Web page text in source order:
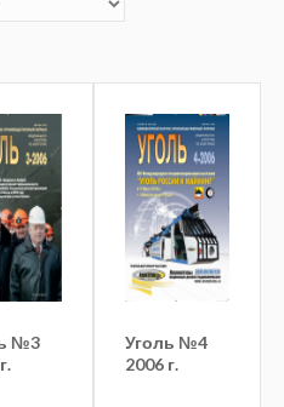
№3
Уголь №4
2006 г.